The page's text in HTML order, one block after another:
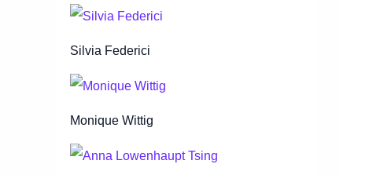
Silvia Federici
Monique Wittig